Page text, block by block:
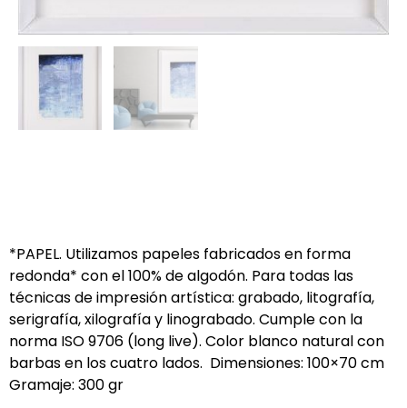
*PAPEL. Utilizamos papeles fabricados en forma
redonda* con el 100% de algodón. Para todas las
técnicas de impresión artística: grabado, litografía,
serigrafía, xilografía y linograbado. Cumple con la
norma ISO 9706 (long live). Color blanco natural con
barbas en los cuatro lados. Dimensiones: 100×70 cm
Gramaje: 300 gr